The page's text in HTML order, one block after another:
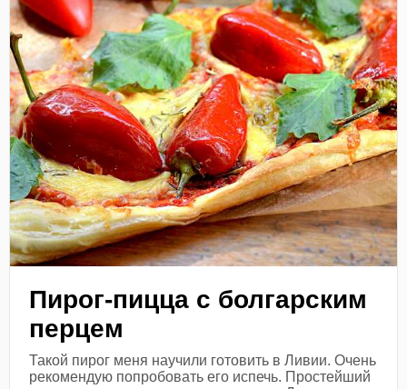
Пирог-пицца с болгарским
перцем
Такой пирог меня научили готовить в Ливии. Очень
рекомендую попробовать его испечь. Простейший